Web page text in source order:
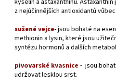
z nejúčinnějších antioxidantů vůbec.
sušené vejce- jsou bohaté na
methionin a lysin, které jsou
syntézu hormonů a dalších
pivovarské kvasnice - jsou
udržovat lesklou srst.